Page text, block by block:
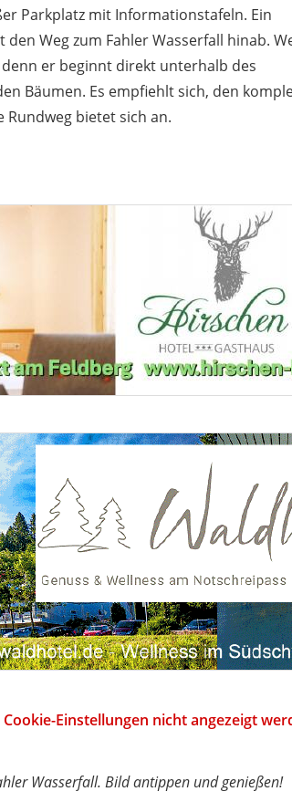
Parkplatz mit Informationstafeln. Ein
Weg zum Fahler Wasserfall hinab.
er beginnt direkt unterhalb des
Bäumen. Es empfiehlt sich, den
Rundweg bietet sich an.
Einstellungen nicht angezeigt
Wasserfall. Bild antippen und genießen!